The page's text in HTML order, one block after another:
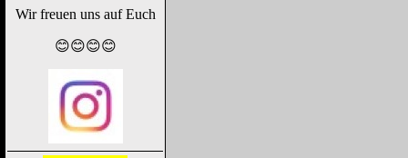
Wir freuen uns auf Euch
😊😊😊😊